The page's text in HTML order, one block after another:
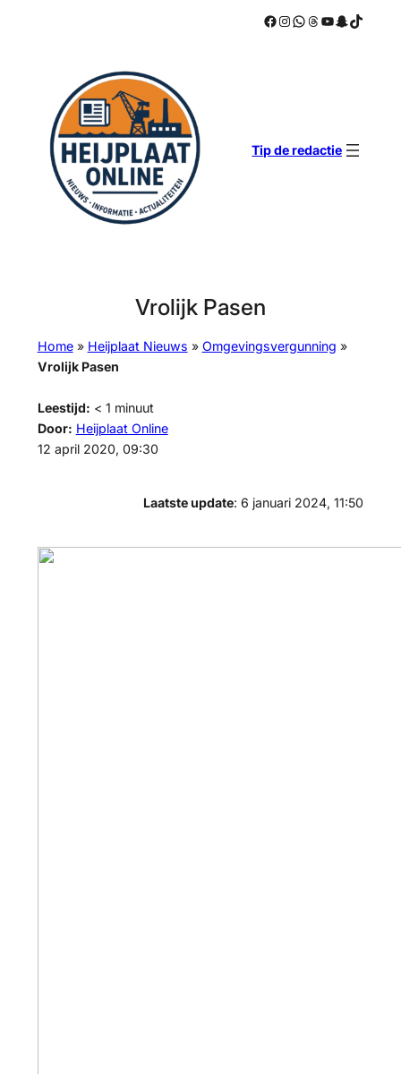
Facebook
Instagram
WhatsApp
Threads
YouTube
Snapchat
TikTok
Tip de redactie
Vrolijk Pasen
Home» Heijplaat Nieuws » Omgevingsvergunning »
Vrolijk Pasen
Leestijd: < 1 minuut
Door: Heijplaat Online
12 april 2020, 09:30
Laatste update: 6 januari 2024, 11:50